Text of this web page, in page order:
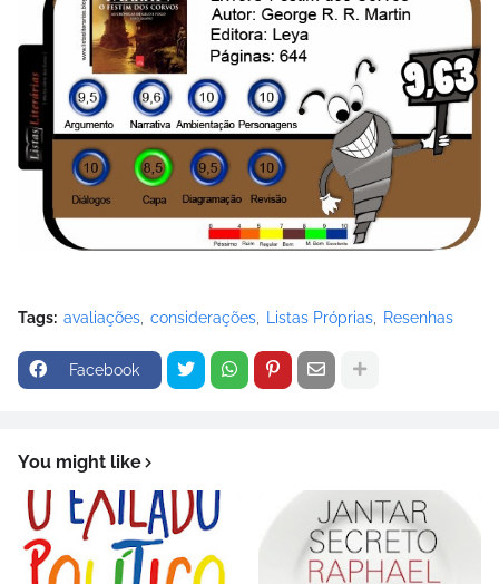
Tags: avaliações considerações Listas Próprias Resenhas
Facebook
You might like